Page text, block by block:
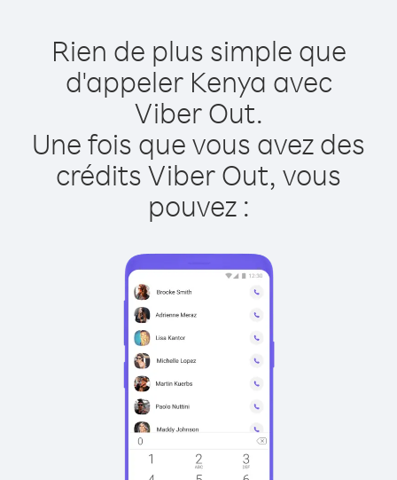
Rien de plus simple que
d'appeler Kenya avec
Viber Out.
Une fois que vous avez des
crédits Viber Out, vous
pouvez :